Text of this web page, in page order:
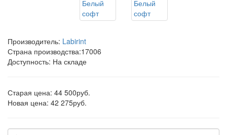
Производитель: Labirint
Страна производства:17006
Доступность: На складе
Старая цена: 44 500руб.
Новая цена: 42 275руб.